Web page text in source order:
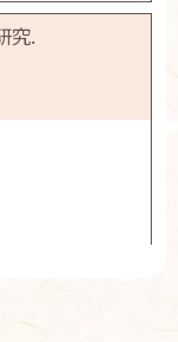
T-ALL-211-U
究.